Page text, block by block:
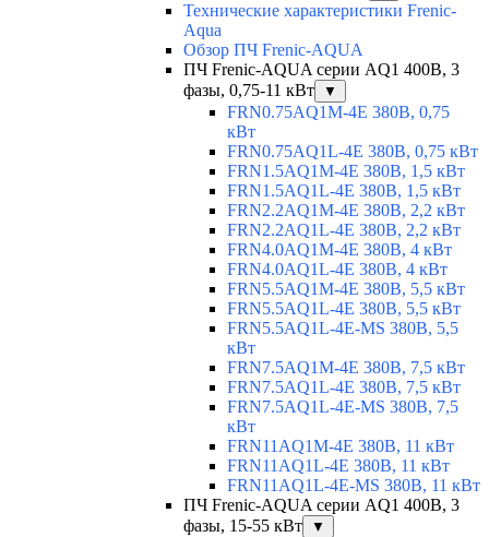
Технические характеристики Frenic-
Aqua
Обзор ПЧ Frenic-AQUA
ПЧ Frenic-AQUA серии AQ1 400В, 3
фазы, 0,75-11 кВт
▼
FRN0.75AQ1M-4E 380В, 0,75
кВт
FRN0.75AQ1L-4E 380В, 0,75 кВт
FRN1.5AQ1M-4E 380В, 1,5 кВт
FRN1.5AQ1L-4E 380В, 1,5 кВт
FRN2.2AQ1M-4E 380В, 2,2 кВт
FRN2.2AQ1L-4E 380В, 2,2 кВт
FRN4.0AQ1M-4E 380В, 4 кВт
FRN4.0AQ1L-4E 380В, 4 кВт
FRN5.5AQ1M-4E 380В, 5,5 кВт
FRN5.5AQ1L-4E 380В, 5,5 кВт
FRN5.5AQ1L-4E-MS 380В, 5,5
кВт
FRN7.5AQ1M-4E 380В, 7,5 кВт
FRN7.5AQ1L-4E 380В, 7,5 кВт
FRN7.5AQ1L-4E-MS 380В, 7,5
кВт
FRN11AQ1M-4E 380В, 11 кВт
FRN11AQ1L-4E 380В, 11 кВт
FRN11AQ1L-4E-MS 380В, 11 кВт
ПЧ Frenic-AQUA серии AQ1 400В, 3
фазы, 15-55 кВт
▼